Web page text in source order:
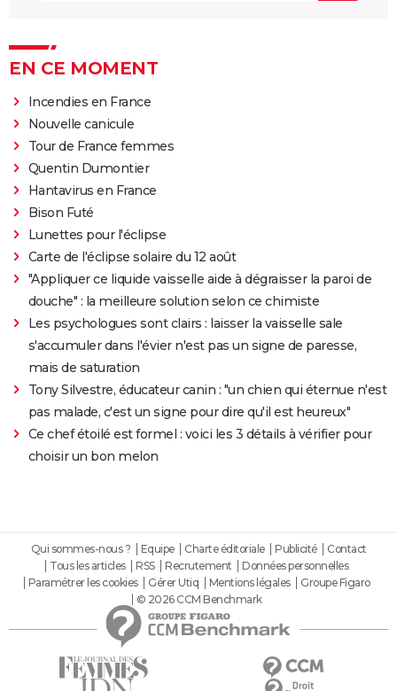
EN CE MOMENT
Incendies en France
Nouvelle canicule
Tour de France femmes
Quentin Dumontier
Hantavirus en France
Bison Futé
Lunettes pour l'éclipse
Carte de l'éclipse solaire du 12 août
"Appliquer ce liquide vaisselle aide à dégraisser la paroi de
douche" : la meilleure solution selon ce chimiste
Les psychologues sont clairs : laisser la vaisselle sale
s'accumuler dans l'évier n'est pas un signe de paresse,
mais de saturation
Tony Silvestre, éducateur canin : "un chien qui éternue n'est
pas malade, c'est un signe pour dire qu'il est heureux"
Ce chef étoilé est formel : voici les 3 détails à vérifier pour
choisir un bon melon
Qui sommes-nous ? Equipe Charte éditoriale Publicité
Contact
Tous les articles
RSS Recrutement
Données personnelles
Paramétrer les cookies
Gérer Utiq Mentions légales
Groupe Figaro
© 2026 CCM Benchmark